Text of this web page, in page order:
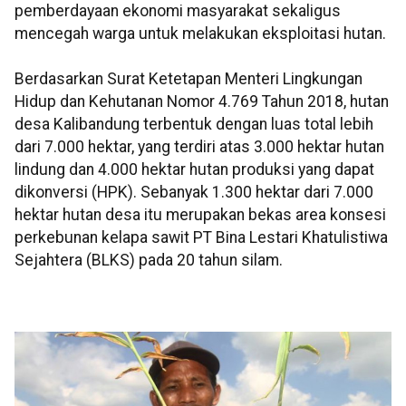
pemberdayaan ekonomi masyarakat sekaligus
mencegah warga untuk melakukan eksploitasi hutan.
Berdasarkan Surat Ketetapan Menteri Lingkungan
Hidup dan Kehutanan Nomor 4.769 Tahun 2018, hutan
desa Kalibandung terbentuk dengan luas total lebih
dari 7.000 hektar, yang terdiri atas 3.000 hektar hutan
lindung dan 4.000 hektar hutan produksi yang dapat
dikonversi (HPK). Sebanyak 1.300 hektar dari 7.000
hektar hutan desa itu merupakan bekas area konsesi
perkebunan kelapa sawit PT Bina Lestari Khatulistiwa
Sejahtera (BLKS) pada 20 tahun silam.